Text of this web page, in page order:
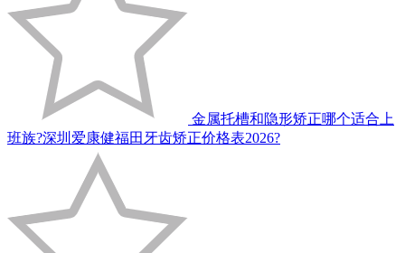
金属托槽和隐形矫正哪个适合上
班族?深圳爱康健福田牙齿矫正价格表2026?